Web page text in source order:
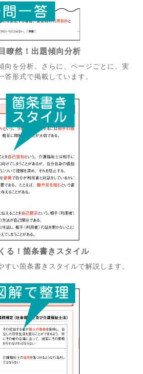
瞭然！出題傾向分析
向を分析。さらに、ページごとに、実
答形式で掲載しています。
る！箇条書きスタイル
すい箇条書きスタイルで解説します。